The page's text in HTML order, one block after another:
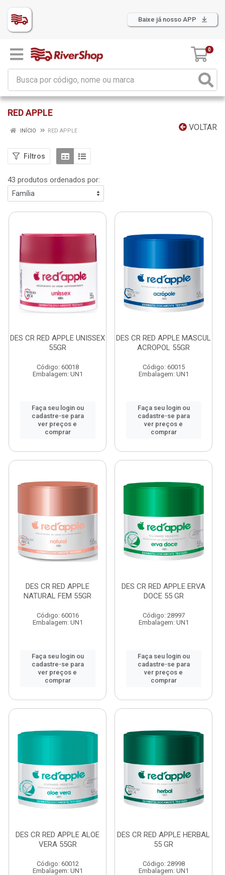
Baixe já nosso APP
0
RED APPLE
VOLTAR
INÍCIO RED APPLE
Filtros
43 produtos ordenados por:
DES CR RED APPLE UNISSEX
55GR
Código: 60018
Embalagem: UN1
Faça seu login ou
cadastre-se para
ver preços e
comprar
DES CR RED APPLE MASCUL
ACROPOL 55GR
Código: 60015
Embalagem: UN1
Faça seu login ou
cadastre-se para
ver preços e
comprar
DES CR RED APPLE
NATURAL FEM 55GR
Código: 60016
Embalagem: UN1
Faça seu login ou
cadastre-se para
ver preços e
comprar
DES CR RED APPLE ERVA
DOCE 55 GR
Código: 28997
Embalagem: UN1
Faça seu login ou
cadastre-se para
ver preços e
comprar
DES CR RED APPLE ALOE
VERA 55GR
Código: 60012
Embalagem: UN1
DES CR RED APPLE HERBAL
55 GR
Código: 28998
Embalagem: UN1